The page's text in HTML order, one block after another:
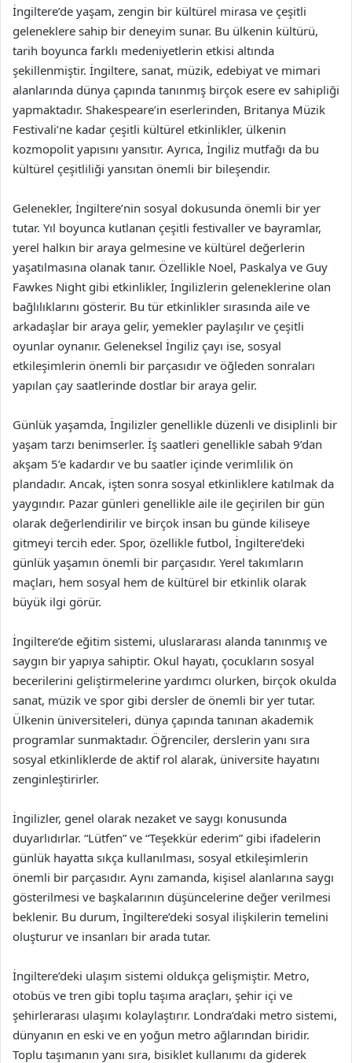
İngiltere’de yaşam, zengin bir kültürel mirasa ve çeşitli
geleneklere sahip bir deneyim sunar. Bu ülkenin kültürü,
tarih boyunca farklı medeniyetlerin etkisi altında
şekillenmiştir. İngiltere, sanat, müzik, edebiyat ve mimari
alanlarında dünya çapında tanınmış birçok esere ev sahipliği
yapmaktadır. Shakespeare’in eserlerinden, Britanya Müzik
Festivali’ne kadar çeşitli kültürel etkinlikler, ülkenin
kozmopolit yapısını yansıtır. Ayrıca, İngiliz mutfağı da bu
kültürel çeşitliliği yansıtan önemli bir bileşendir.
Gelenekler, İngiltere’nin sosyal dokusunda önemli bir yer
tutar. Yıl boyunca kutlanan çeşitli festivaller ve bayramlar,
yerel halkın bir araya gelmesine ve kültürel değerlerin
yaşatılmasına olanak tanır. Özellikle Noel, Paskalya ve Guy
Fawkes Night gibi etkinlikler, İngilizlerin geleneklerine olan
bağlılıklarını gösterir. Bu tür etkinlikler sırasında aile ve
arkadaşlar bir araya gelir, yemekler paylaşılır ve çeşitli
oyunlar oynanır. Geleneksel İngiliz çayı ise, sosyal
etkileşimlerin önemli bir parçasıdır ve öğleden sonraları
yapılan çay saatlerinde dostlar bir araya gelir.
Günlük yaşamda, İngilizler genellikle düzenli ve disiplinli bir
yaşam tarzı benimserler. İş saatleri genellikle sabah 9’dan
akşam 5’e kadardır ve bu saatler içinde verimlilik ön
plandadır. Ancak, işten sonra sosyal etkinliklere katılmak da
yaygındır. Pazar günleri genellikle aile ile geçirilen bir gün
olarak değerlendirilir ve birçok insan bu günde kiliseye
gitmeyi tercih eder. Spor, özellikle futbol, İngiltere’deki
günlük yaşamın önemli bir parçasıdır. Yerel takımların
maçları, hem sosyal hem de kültürel bir etkinlik olarak
büyük ilgi görür.
İngiltere’de eğitim sistemi, uluslararası alanda tanınmış ve
saygın bir yapıya sahiptir. Okul hayatı, çocukların sosyal
becerilerini geliştirmelerine yardımcı olurken, birçok okulda
sanat, müzik ve spor gibi dersler de önemli bir yer tutar.
Ülkenin üniversiteleri, dünya çapında tanınan akademik
programlar sunmaktadır. Öğrenciler, derslerin yanı sıra
sosyal etkinliklerde de aktif rol alarak, üniversite hayatını
zenginleştirirler.
İngilizler, genel olarak nezaket ve saygı konusunda
duyarlıdırlar. “Lütfen” ve “Teşekkür ederim” gibi ifadelerin
günlük hayatta sıkça kullanılması, sosyal etkileşimlerin
önemli bir parçasıdır. Aynı zamanda, kişisel alanlarına saygı
gösterilmesi ve başkalarının düşüncelerine değer verilmesi
beklenir. Bu durum, İngiltere’deki sosyal ilişkilerin temelini
oluşturur ve insanları bir arada tutar.
İngiltere’deki ulaşım sistemi oldukça gelişmiştir. Metro,
otobüs ve tren gibi toplu taşıma araçları, şehir içi ve
şehirlerarası ulaşımı kolaylaştırır. Londra’daki metro sistemi,
dünyanın en eski ve en yoğun metro ağlarından biridir.
Toplu taşımanın yanı sıra, bisiklet kullanımı da giderek